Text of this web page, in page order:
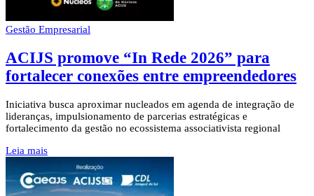
Gestão Empresarial
ACIJS promove “In Rede 2026” para
fortalecer conexões entre empreendedores
Iniciativa busca aproximar nucleados em agenda de integração de
lideranças, impulsionamento de parcerias estratégicas e
fortalecimento da gestão no ecossistema associativista regional
Leia mais